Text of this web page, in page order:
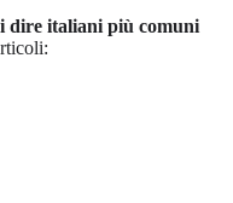
dire italiani più comuni